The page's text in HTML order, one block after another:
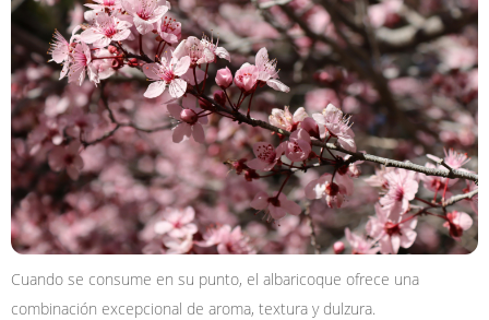
Cuando se consume en su punto, el albaricoque ofrece una
combinación excepcional de aroma, textura y dulzura.